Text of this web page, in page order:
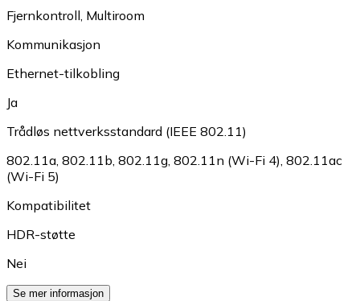
Fjernkontroll, Multiroom
Kommunikasjon
Ethernet-tilkobling
Ja
Trådløs nettverksstandard (IEEE 802.11)
802.11a, 802.11b, 802.11g, 802.11n (Wi-Fi 4), 802.11ac
(Wi-Fi 5)
Kompatibilitet
HDR-støtte
Nei
Se mer informasjon